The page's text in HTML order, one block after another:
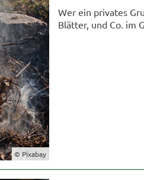
© Pixabay
Wer ein privates
Blätter, und Co. im